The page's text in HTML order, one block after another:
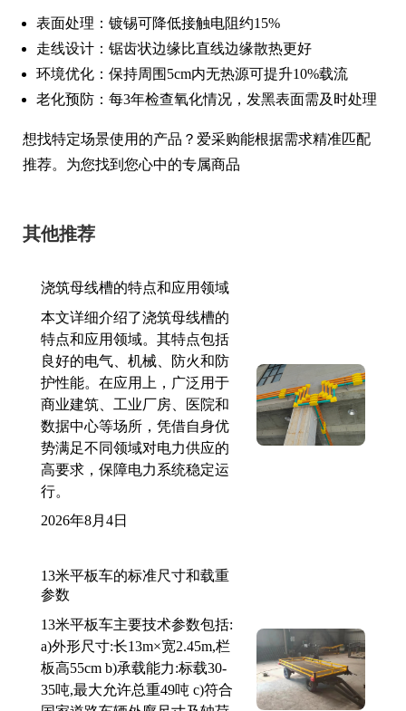
表面处理：镀锡可降低接触电阻约15%
走线设计：锯齿状边缘比直线边缘散热更好
环境优化：保持周围5cm内无热源可提升10%载流
老化预防：每3年检查氧化情况，发黑表面需及时处理
想找特定场景使用的产品？爱采购能根据需求精准匹配
推荐。为您找到您心中的专属商品
其他推荐
浇筑母线槽的特点和应用领域
本文详细介绍了浇筑母线槽的
特点和应用领域。其特点包括
良好的电气、机械、防火和防
护性能。在应用上，广泛用于
商业建筑、工业厂房、医院和
数据中心等场所，凭借自身优
势满足不同领域对电力供应的
高要求，保障电力系统稳定运
行。
2026年8月4日
13米平板车的标准尺寸和载重
参数
13米平板车主要技术参数包括:
a)外形尺寸:长13m×宽2.45m,栏
板高55cm b)承载能力:标载30-
35吨,最大允许总重49吨 c)符合